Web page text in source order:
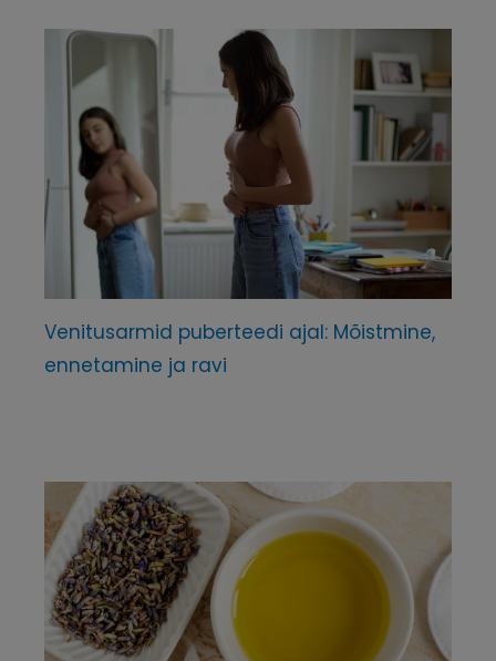
Venitusarmid puberteedi ajal: Mõistmine,
ennetamine ja ravi